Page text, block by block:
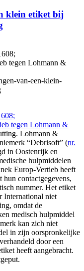
klein etiket bij
tegen Lohmann &
van-een-klein-
tegen Lohmann &
Lohmann &
“Debrisoft” (nr.
in Oostenrijk en
hulpmiddelen
Europ-Vertieb heeft
hun contactgegevens,
nummer. Het etiket
International niet
omdat de
medisch hulpmiddel
kan zich niet
in zijn oorspronkelijke
door een
heeft aangebracht.